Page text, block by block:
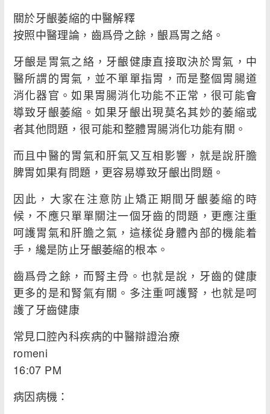
關於牙齦萎縮的中醫解釋
按照中醫理論，齒爲骨之餘，齦爲胃之絡。
牙齦是胃氣之絡，牙齦健康直接取決於胃氣，中
醫所謂的胃氣，並不單單指胃，而是整個胃腸道
消化器官。如果胃腸消化功能不正常，很可能會
導致牙齦萎縮。如果牙齦出現莫名其妙的萎縮或
者其他問題，很可能和整體胃腸消化功能有關。
而且中醫的胃氣和肝氣又互相影響，就是說肝膽
脾胃如果有問題，更容易導致牙齦出問題。
因此，大家在注意防止矯正期間牙齦萎縮的時
候，不應只單單關注一個牙齒的問題，更應注重
呵護胃氣和肝膽之氣，這樣從身體內部的機能着
手，纔是防止牙齦萎縮的根本。
齒爲骨之餘，而腎主骨。也就是說，牙齒的健康
更多的是和腎氣有關。多注重呵護腎，也就是呵
護了牙齒健康
常見口腔內科疾病的中醫辯證治療
romeni
16:07 PM
病因病機：